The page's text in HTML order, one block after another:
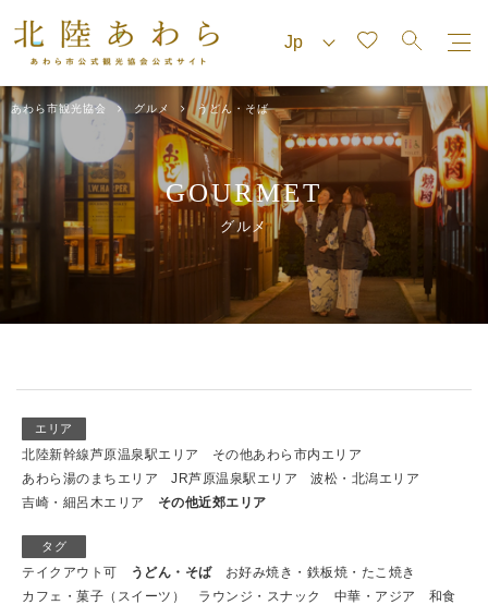
あわら市観光協会 グルメ うどん・そば
GOURMET
グルメ
エリア
北陸新幹線芦原温泉駅エリア
その他あわら市内エリア
あわら湯のまちエリア
JR芦原温泉駅エリア
波松・北潟エリア
吉崎・細呂木エリア
その他近郊エリア
タグ
テイクアウト可 うどん・そば
お好み焼き・鉄板焼・たこ焼き
カフェ・菓子（スイーツ）
ラウンジ・スナック 中華・アジア
和食